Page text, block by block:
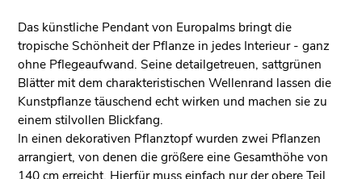
Das künstliche Pendant von Europalms bringt die
tropische Schönheit der Pflanze in jedes Interieur - ganz
ohne Pflegeaufwand. Seine detailgetreuen, sattgrünen
Blätter mit dem charakteristischen Wellenrand lassen die
Kunstpflanze täuschend echt wirken und machen sie zu
einem stilvollen Blickfang.
In einen dekorativen Pflanztopf wurden zwei Pflanzen
arrangiert, von denen die größere eine Gesamthöhe von
140 cm erreicht. Hierfür muss einfach nur der obere Teil